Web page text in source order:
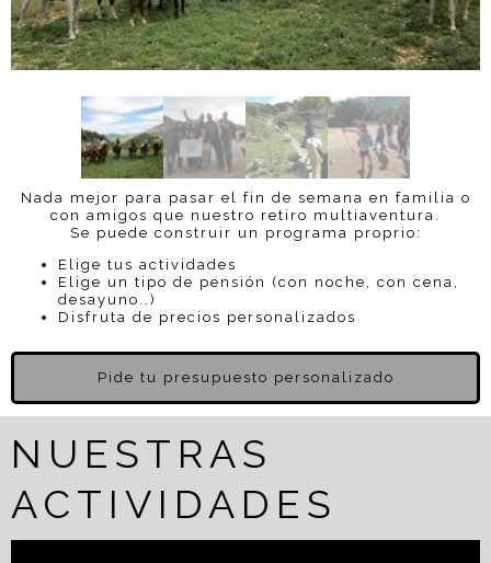
Nada mejor para pasar el fin de semana en familia o
con amigos que nuestro retiro multiaventura.
Se puede construir un programa proprio:
Elige tus actividades
Elige un tipo de pensión (con noche, con cena,
desayuno..)
Disfruta de precios personalizados
Pide tu presupuesto personalizado
NUESTRAS
ACTIVIDADES